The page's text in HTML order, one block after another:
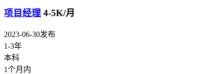
项目经理 4-5K/月
2023-06-30发布
1-3年
本科
1个月内